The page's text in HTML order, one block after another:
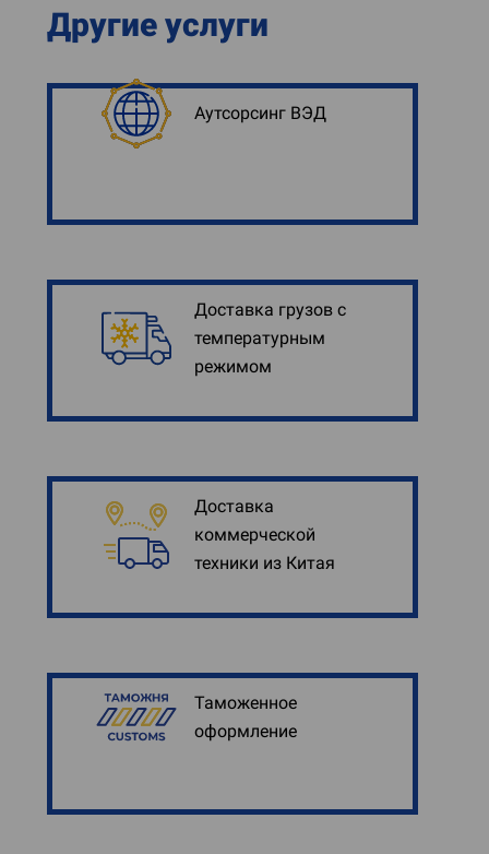
Другие услуги
Аутсорсинг ВЭД
Доставка грузов с
температурным
режимом
Доставка
коммерческой
техники из Китая
Таможенное
оформление